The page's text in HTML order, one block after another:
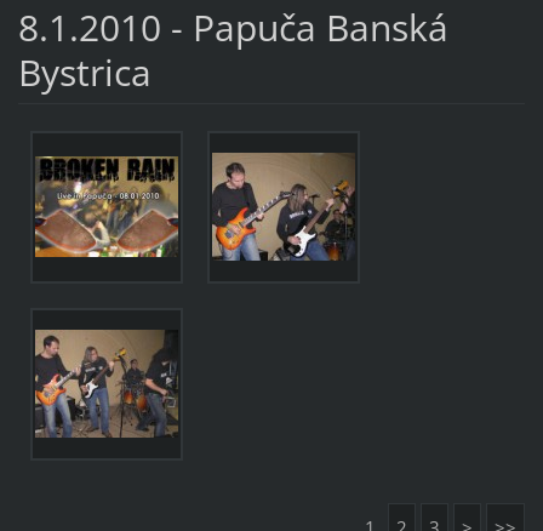
8.1.2010 - Papuča Banská
Bystrica